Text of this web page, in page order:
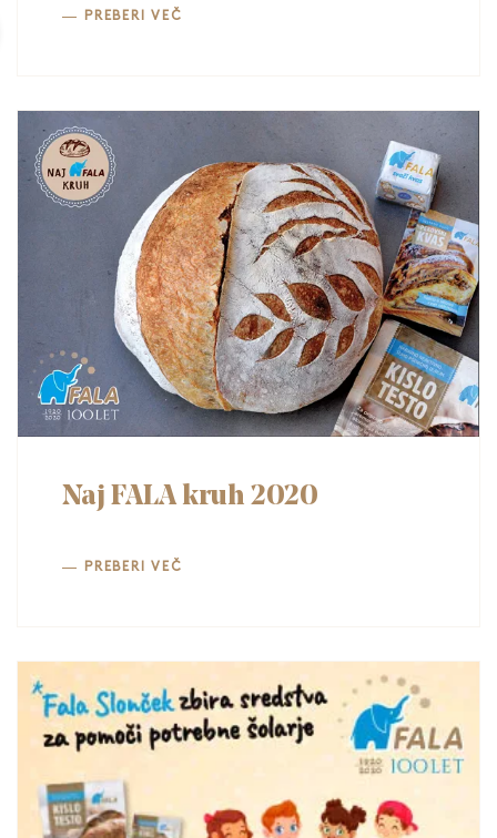
PREBERI VEČ
Naj FALA kruh 2020
PREBERI VEČ